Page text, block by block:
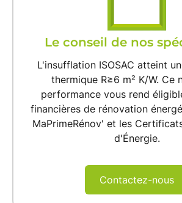
Le conseil de nos
L'insufflation ISOSAC atteint
thermique R≥6 m² K/W. Ce
performance vous rend
financières de rénovation
MaPrimeRénov' et les
d'Énergie.
Contactez-nous